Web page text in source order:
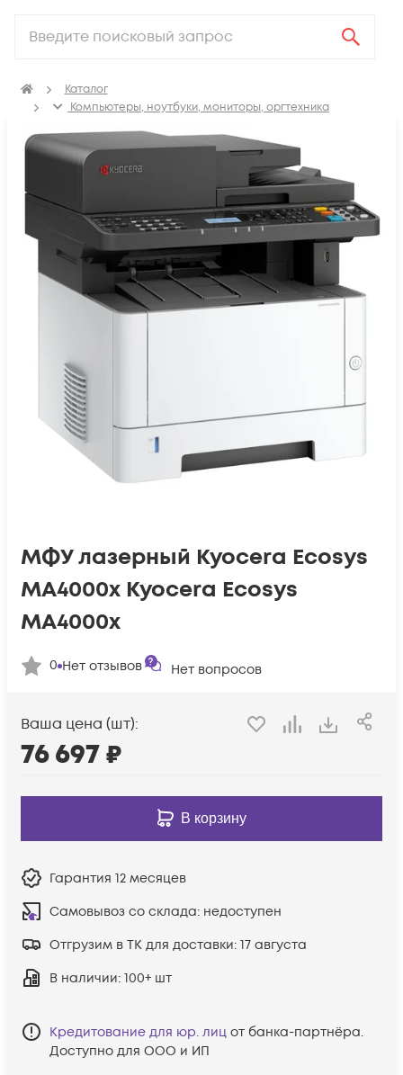
Каталог
Компьютеры, ноутбуки, мониторы, оргтехника
Лазерные МФУ
МФУ лазерный Kyocera Ecosys
MA4000x Kyocera Ecosys
MA4000x
0 Нет отзывов Нет вопросов
Ваша цена (шт):
76 697₽
В корзину
Гарантия 12 месяцев
Самовывоз со склада: недоступен
Отгрузим в ТК для доставки: 17 августа
В наличии: 100+ шт
Кредитование для юр. лиц от банка-партнёра.
Доступно для ООО и ИП